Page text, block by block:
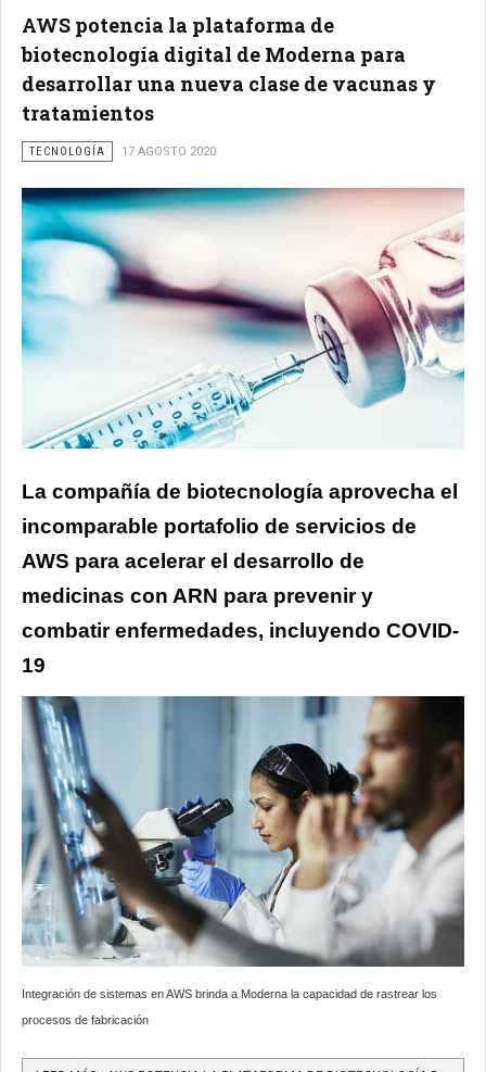
AWS potencia la plataforma de
biotecnología digital de Moderna para
desarrollar una nueva clase de vacunas y
tratamientos
TECNOLOGÍA 17 AGOSTO 2020
La compañía de biotecnología aprovecha el
incomparable portafolio de servicios de
AWS para acelerar el desarrollo de
medicinas con ARN para prevenir y
combatir enfermedades, incluyendo COVID-
19
Integración de sistemas en AWS brinda a Moderna la capacidad de rastrear los
procesos de fabricación